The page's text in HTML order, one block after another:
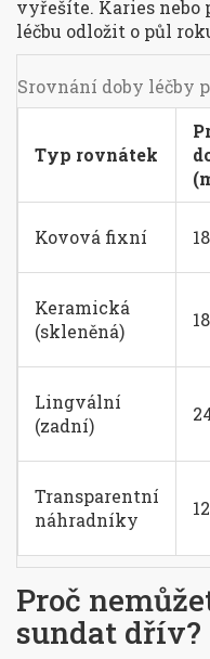
vyřešíte. Karies nebo
léčbu odložit o půl
Srovnání doby léčby
Typ rovnátek
Kovová fixní
Keramická
(skleněná)
Lingvální
(zadní)
Transparentní
náhradníky
Proč
sundat dřív?